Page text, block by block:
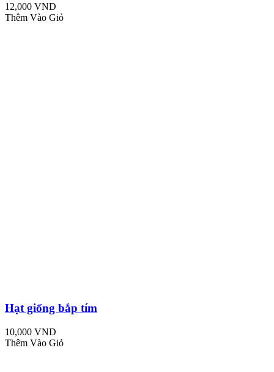
12,000 VND
Thêm Vào Giỏ
Hạt giống bắp tím
10,000 VND
Thêm Vào Giỏ